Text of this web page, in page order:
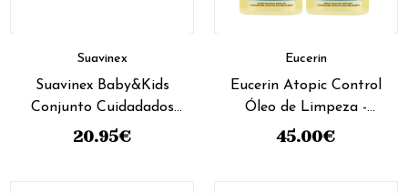
Suavinex
Suavinex Baby&Kids
Conjunto Cuidadados
Dentes 0meses+
20.95€
Eucerin
Eucerin Atopic Control
Óleo de Limpeza -
400mL (Pack Duplo)
45.00€